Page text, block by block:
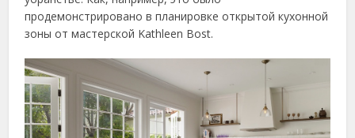
продемонстрировано в планировке открытой кухонной
зоны от мастерской Kathleen Bost.